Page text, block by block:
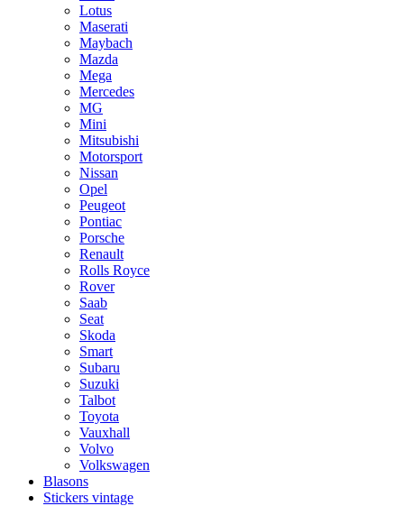
Lotus
Maserati
Maybach
Mazda
Mega
Mercedes
MG
Mini
Mitsubishi
Motorsport
Nissan
Opel
Peugeot
Pontiac
Porsche
Renault
Rolls Royce
Rover
Saab
Seat
Skoda
Smart
Subaru
Suzuki
Talbot
Toyota
Vauxhall
Volvo
Volkswagen
Blasons
Stickers vintage